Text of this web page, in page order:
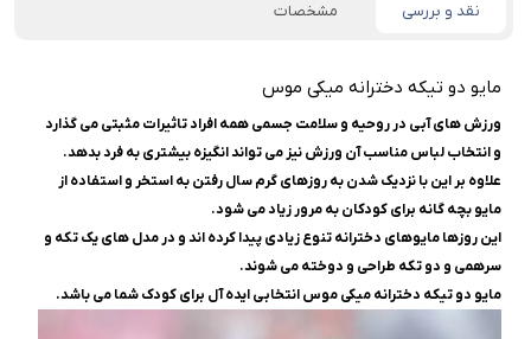
نقد و بررسی مشخصات
مایو دو تیکه دخترانه میکی موس
ورزش ‌های آبی در روحیه و سلامت جسمی همه افراد تاثیرات مثبتی می ‌گذارد
و انتخاب لباس مناسب آن ورزش نیز می ‌تواند انگیزه بیشتری به فرد بدهد.
علاوه بر این با نزدیک شدن به روزهای گرم سال رفتن به استخر و استفاده از
مایو بچه گانه برای کودکان به مرور زیاد می ‌شود.
این روزها مایوهای دخترانه تنوع زیادی پیدا کرده‌ اند و در مدل‌ های یک تکه و
سرهمی و دو تکه طراحی و دوخته می ‌شوند.
مایو دو تیکه دخترانه میکی موس انتخابی ایده آل برای کودک شما می باشد.